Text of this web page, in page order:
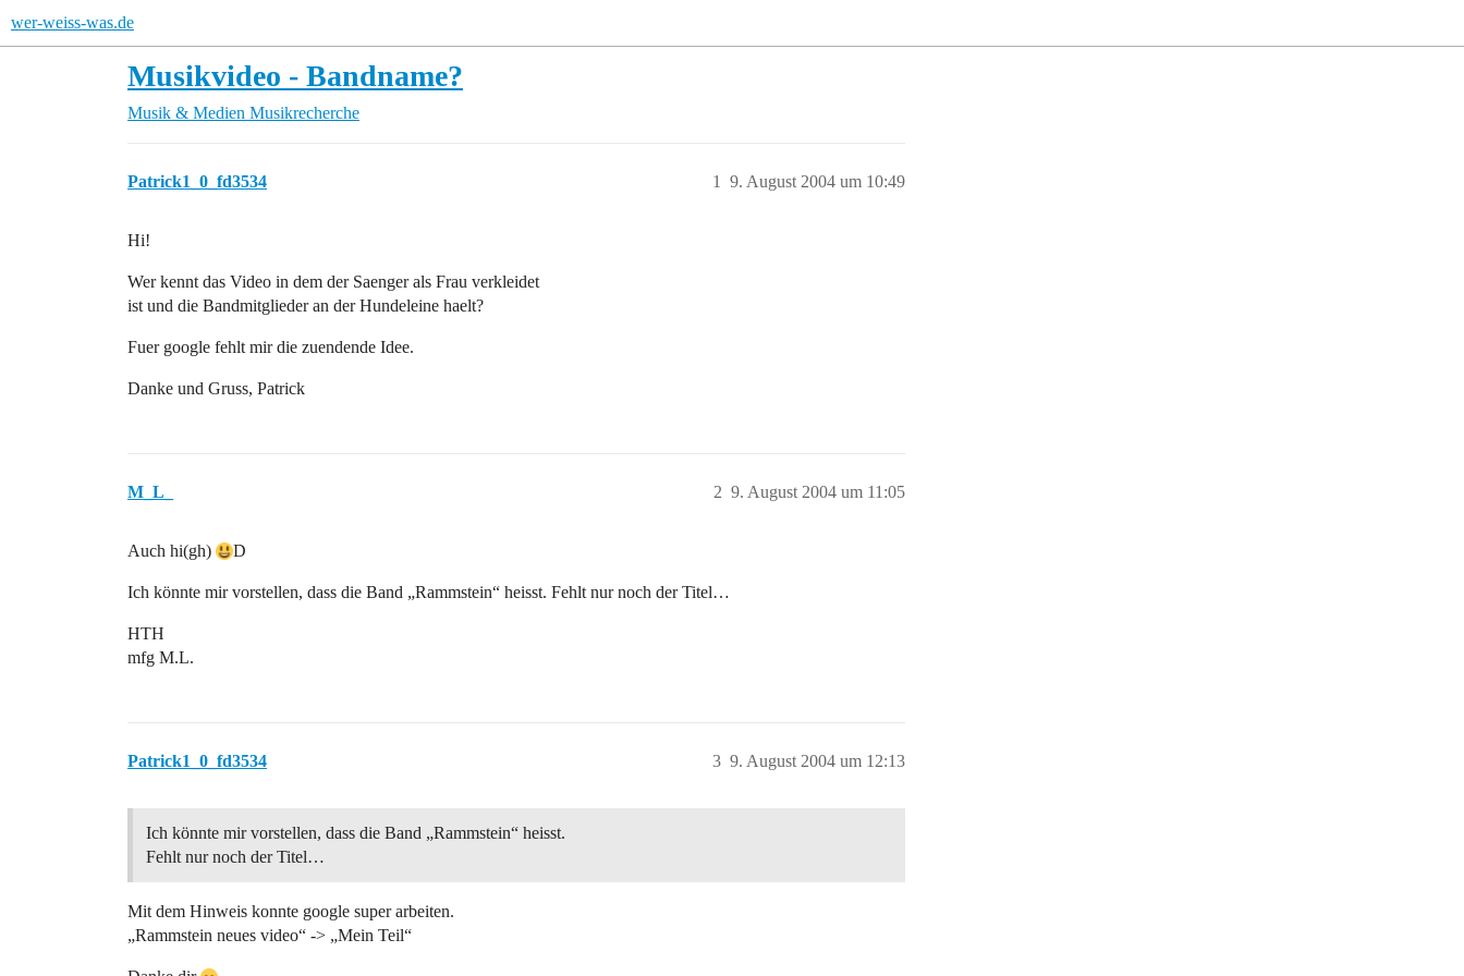
wer-weiss-was.de
Musikvideo - Bandname?
Musik & Medien Musikrecherche
Patrick1_0_fd3534 9. August 2004 um 10:49
1
Hi!
Wer kennt das Video in dem der Saenger als Frau verkleidet
ist und die Bandmitglieder an der Hundeleine haelt?
Fuer google fehlt mir die zuendende Idee.
Danke und Gruss, Patrick
M_L_ 9. August 2004 um 11:05
2
Auch hi(gh) D
Ich könnte mir vorstellen, dass die Band „Rammstein“ heisst. Fehlt nur noch der Titel…
HTH
mfg M.L.
Patrick1_0_fd3534 9. August 2004 um 12:13
3
Ich könnte mir vorstellen, dass die Band „Rammstein“ heisst.
Fehlt nur noch der Titel…
Mit dem Hinweis konnte google super arbeiten.
„Rammstein neues video“ -> „Mein Teil“